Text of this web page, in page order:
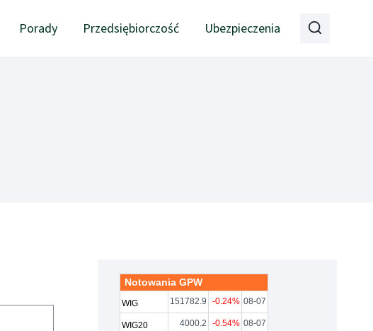
Porady Przedsiębiorczość Ubezpieczenia
Notowania GPW
WIG 151782.9 -0.24% 08-07
WIG20 4000.2 -0.54% 08-07